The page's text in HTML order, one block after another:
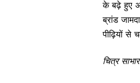
के बढ़े हुए
ब्रांड
पीढ़ियों से
चित्र